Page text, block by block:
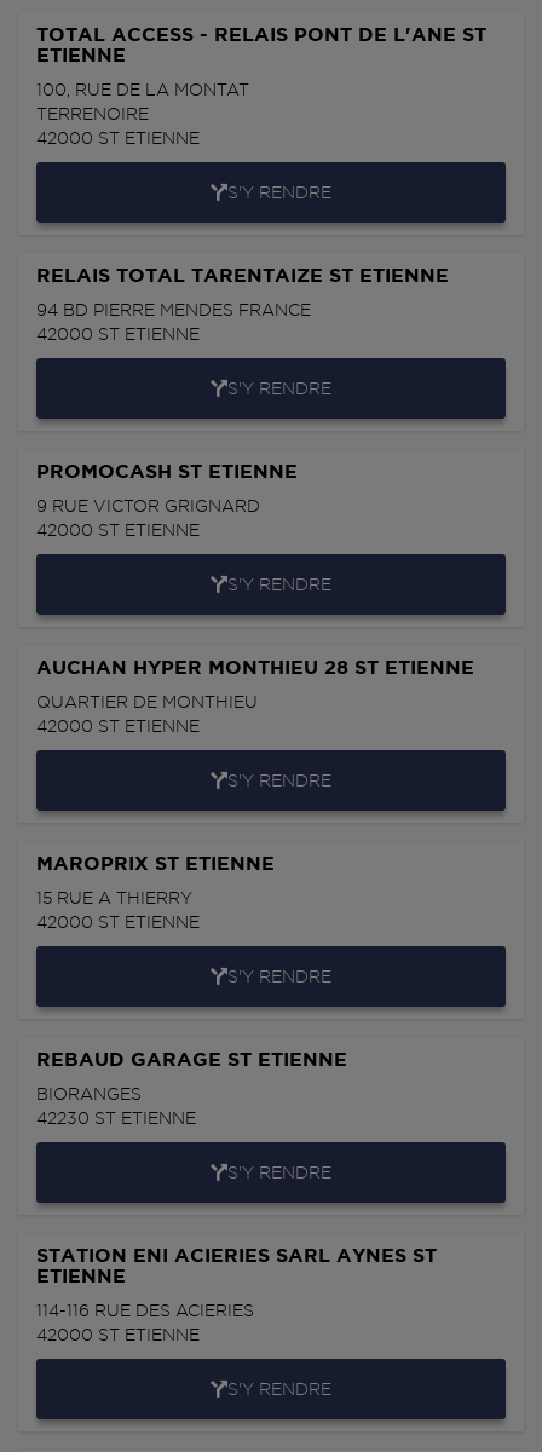
TOTAL ACCESS - RELAIS PONT DE L'ANE ST
ETIENNE
100, RUE DE LA MONTAT
TERRENOIRE
42000 ST ETIENNE
S'Y RENDRE
RELAIS TOTAL TARENTAIZE ST ETIENNE
94 BD PIERRE MENDES FRANCE
42000 ST ETIENNE
S'Y RENDRE
PROMOCASH ST ETIENNE
9 RUE VICTOR GRIGNARD
42000 ST ETIENNE
S'Y RENDRE
AUCHAN HYPER MONTHIEU 28 ST ETIENNE
QUARTIER DE MONTHIEU
42000 ST ETIENNE
S'Y RENDRE
MAROPRIX ST ETIENNE
15 RUE A THIERRY
42000 ST ETIENNE
S'Y RENDRE
REBAUD GARAGE ST ETIENNE
BIORANGES
42230 ST ETIENNE
S'Y RENDRE
STATION ENI ACIERIES SARL AYNES ST
ETIENNE
114-116 RUE DES ACIERIES
42000 ST ETIENNE
S'Y RENDRE